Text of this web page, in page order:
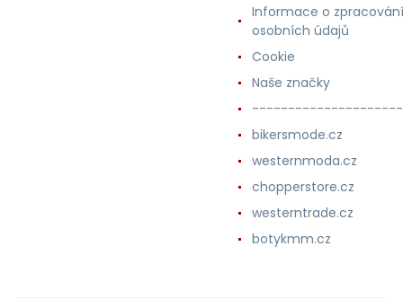
Informace o zpracování
osobních údajů
Cookie
Naše značky
bikersmode.cz
westernmoda.cz
chopperstore.cz
westerntrade.cz
botykmm.cz